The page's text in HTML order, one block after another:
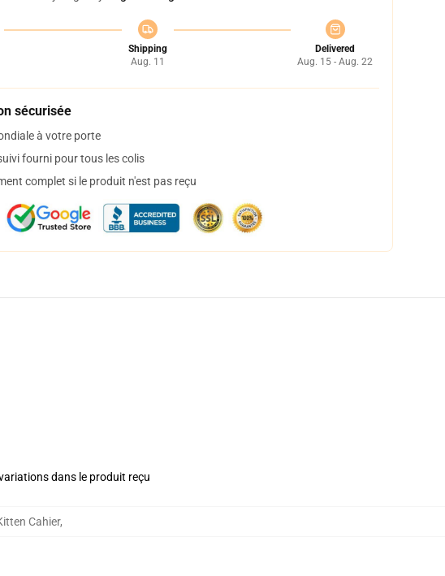
Shipping
Aug. 11
Delivered
Aug. 15 - Aug. 22
sécurisée
à votre porte
fourni pour tous les colis
complet si le produit n'est pas reçu
dans le produit reçu
Cahier,